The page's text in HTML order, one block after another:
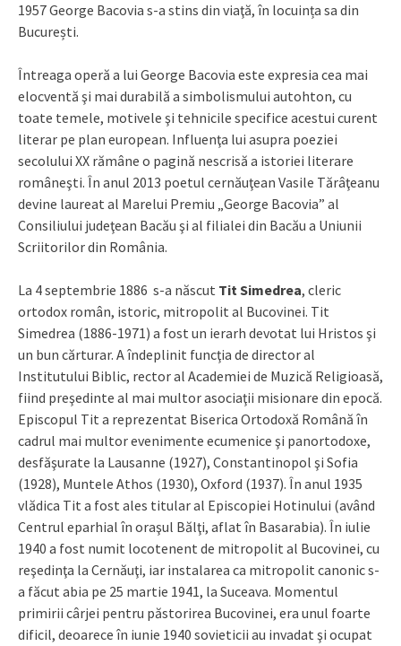
1957 George Bacovia s-a stins din viaţă, în locuința sa din
București.
Întreaga operă a lui George Bacovia este expresia cea mai
elocventă şi mai durabilă a simbolismului autohton, cu
toate temele, motivele şi tehnicile specifice acestui curent
literar pe plan european. Influenţa lui asupra poeziei
secolului XX rămâne o pagină nescrisă a istoriei literare
româneşti. În anul 2013 poetul cernăuţean Vasile Tărâţeanu
devine laureat al Marelui Premiu „George Bacovia” al
Consiliului judeţean Bacău şi al filialei din Bacău a Uniunii
Scriitorilor din România.
La 4 septembrie 1886 s-a născut Tit Simedrea, cleric
ortodox român, istoric, mitropolit al Bucovinei. Tit
Simedrea (1886-1971) a fost un ierarh devotat lui Hristos şi
un bun cărturar. A îndeplinit funcţia de director al
Institutului Biblic, rector al Academiei de Muzică Religioasă,
fiind preşedinte al mai multor asociaţii misionare din epocă.
Episcopul Tit a reprezentat Biserica Ortodoxă Română în
cadrul mai multor evenimente ecumenice şi panortodoxe,
desfăşurate la Lausanne (1927), Constantinopol şi Sofia
(1928), Muntele Athos (1930), Oxford (1937). În anul 1935
vlădica Tit a fost ales titular al Episcopiei Hotinului (având
Centrul eparhial în oraşul Bălţi, aflat în Basarabia). În iulie
1940 a fost numit locotenent de mitropolit al Bucovinei, cu
reşedinţa la Cernăuţi, iar instalarea ca mitropolit canonic s-
a făcut abia pe 25 martie 1941, la Suceava. Momentul
primirii cârjei pentru păstorirea Bucovinei, era unul foarte
dificil, deoarece în iunie 1940 sovieticii au invadat şi ocupat